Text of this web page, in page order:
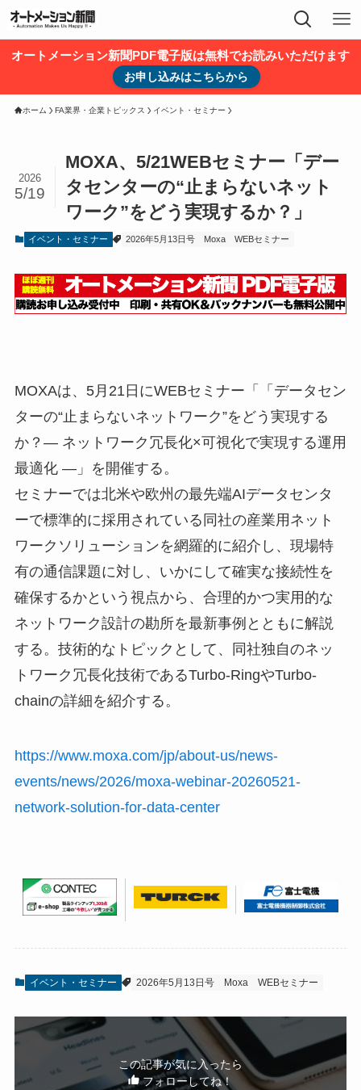
オートメーション新聞PDF電子版は無料でお読みいただけます
お申し込みはこちらから
ホーム FA業界・企業トピックス イベント・セミナー
MOXA、5/21WEBセミナー「デー
タセンターの“止まらないネット
ワーク”をどう実現するか？」
2026
5/19
イベント・セミナー 2026年5月13日号 Moxa WEBセミナー
MOXAは、5月21日にWEBセミナー「「データセン
ターの“止まらないネットワーク”をどう実現する
か？― ネットワーク冗長化×可視化で実現する運用
最適化 ―」を開催する。
セミナーでは北米や欧州の最先端AIデータセンタ
ーで標準的に採用されている同社の産業用ネット
ワークソリューションを網羅的に紹介し、現場特
有の通信課題に対し、いかにして確実な接続性を
確保するかという視点から、合理的かつ実用的な
ネットワーク設計の勘所を最新事例とともに解説
する。技術的なトピックとして、同社独自のネッ
トワーク冗長化技術であるTurbo-RingやTurbo-
chainの詳細を紹介する。
https://www.moxa.com/jp/about-us/news-
events/news/2026/moxa-webinar-20260521-
network-solution-for-data-center
イベント・セミナー 2026年5月13日号 Moxa WEBセミナー
この記事が気に入ったら
フォローしてね！